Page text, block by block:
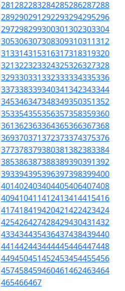
281282283284285286287288
289290291292293294295296
297298299300301302303304
305306307308309310311312
313314315316317318319320
321322323324325326327328
329330331332333334335336
337338339340341342343344
345346347348349350351352
353354355356357358359360
361362363364365366367368
369370371372373374375376
377378379380381382383384
385386387388389390391392
393394395396397398399400
401402403404405406407408
409410411412413414415416
417418419420421422423424
425426427428429430431432
433434435436437438439440
441442443444445446447448
449450451452453454455456
457458459460461462463464
465466467